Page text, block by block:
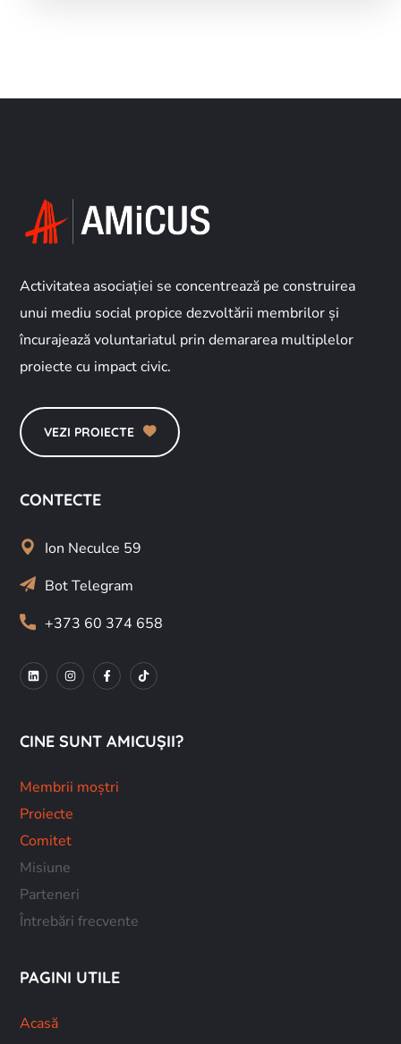
Activitatea asociației se concentrează pe construirea
unui mediu social propice dezvoltării membrilor și
încurajează voluntariatul prin demararea multiplelor
proiecte cu impact civic.
VEZI PROIECTE
CONTECTE
Ion Neculce 59
Bot Telegram
+373 60 374 658
CINE SUNT AMICUȘII?
Membrii moștri
Proiecte
Comitet
Misiune
Parteneri
Întrebări frecvente
PAGINI UTILE
Acasă